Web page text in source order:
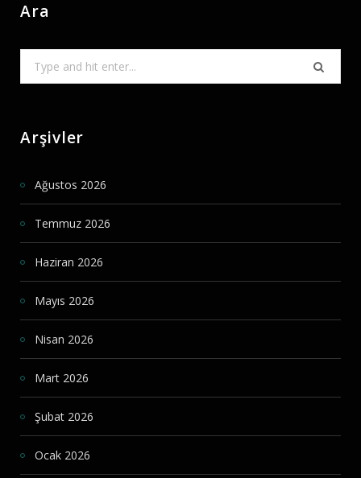
Ara
for:
Arşivler
Ağustos 2026
Temmuz 2026
Haziran 2026
Mayıs 2026
Nisan 2026
Mart 2026
Şubat 2026
Ocak 2026